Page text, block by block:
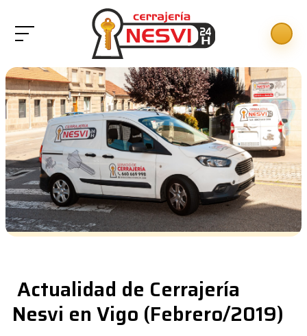
Actualidad de Cerrajería
Nesvi en Vigo (Febrero/2019)